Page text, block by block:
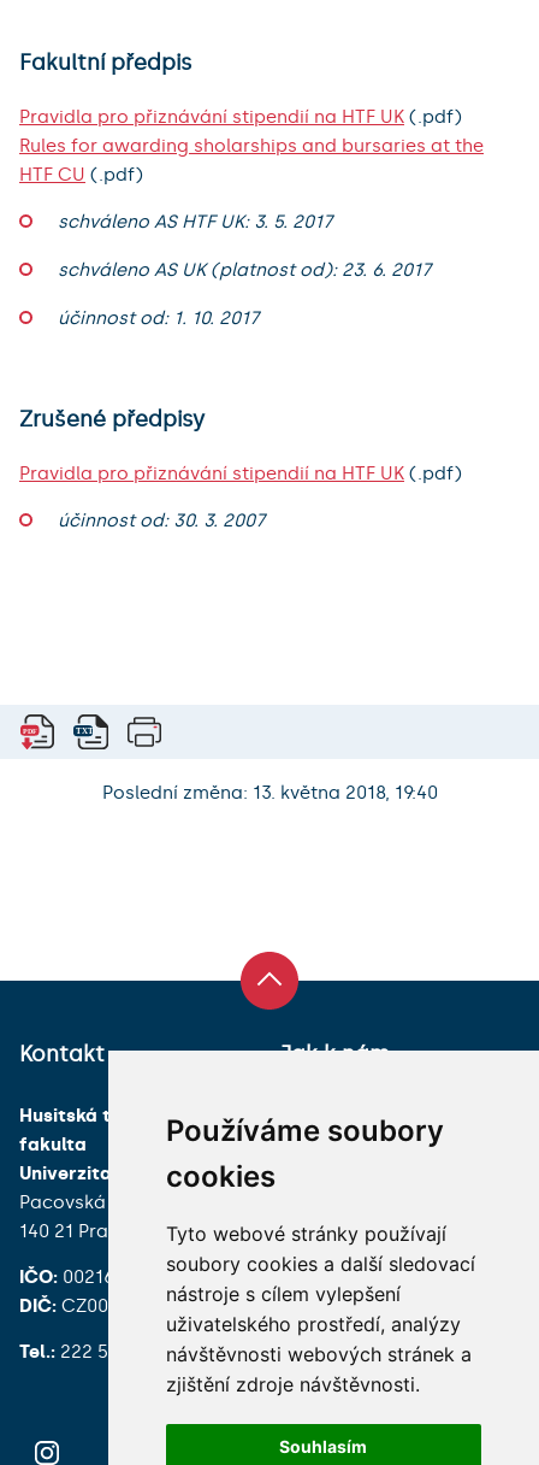
Používáme soubory
cookies
Tyto webové stránky používají
soubory cookies a další sledovací
nástroje s cílem vylepšení
uživatelského prostředí, analýzy
návštěvnosti webových stránek a
zjištění zdroje návštěvnosti.
Souhlasím
Fakultní předpis
Pravidla pro přiznávání stipendií na HTF UK (.pdf)
Rules for awarding sholarships and bursaries at the
HTF CU (.pdf)
schváleno AS HTF UK: 3. 5. 2017
schváleno AS UK (platnost od): 23. 6. 2017
účinnost od: 1. 10. 2017
Zrušené předpisy
Pravidla pro přiznávání stipendií na HTF UK (.pdf)
účinnost od: 30. 3. 2007
Poslední změna: 13. května 2018, 19:40
Kontakt
Husitská teologická
fakulta
Univerzita Karlova
Pacovská 350/4
140 21 Praha 4
IČO: 00216208
DIČ: CZ00216208
Tel.: 222 539 200
Jak k nám